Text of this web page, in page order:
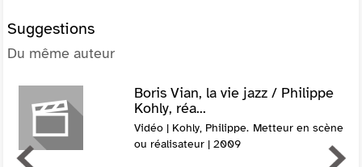
Suggestions
Du même auteur
Boris Vian, la vie jazz / Philippe
Kohly, réa...
Vidéo | Kohly, Philippe. Metteur en scène
ou réalisateur | 2009